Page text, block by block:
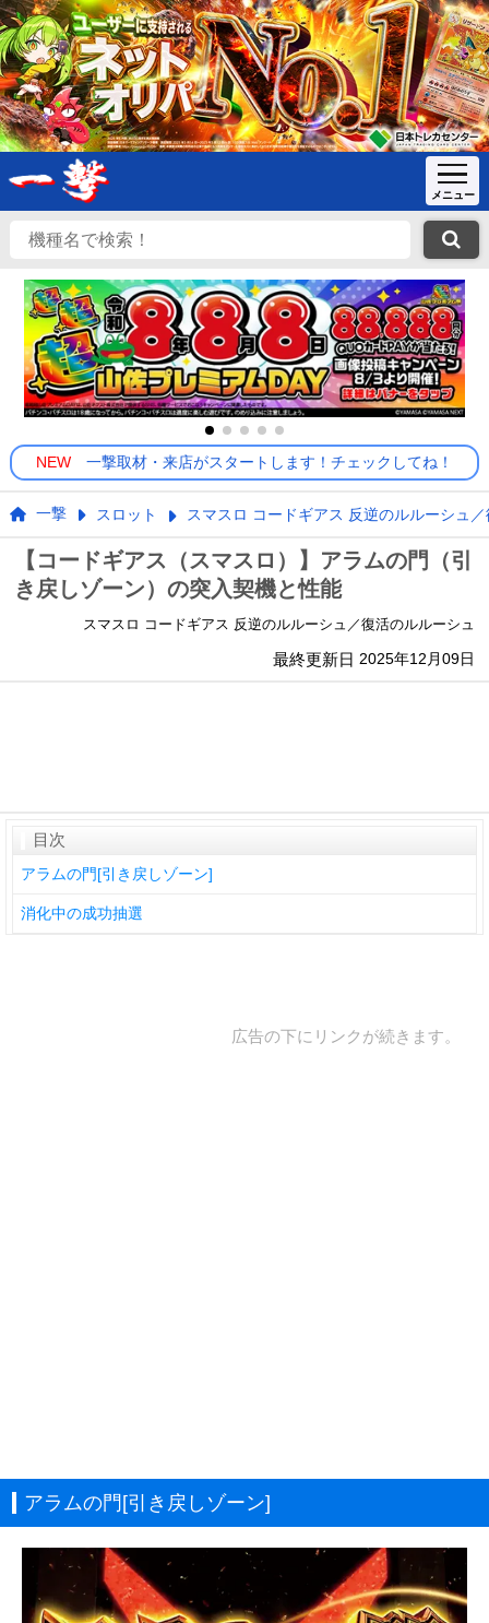
NEW 一撃取材・来店がスタートします！チェックしてね！
一撃 スロット スマスロ コードギアス 反逆のルルーシュ
【コードギアス（スマスロ）】アラムの門（引
き戻しゾーン）の突入契機と性能
スマスロ コードギアス 反逆のルルーシュ／復活のルルーシュ
最終更新日 2025年12月09日
目次
アラムの門[引き戻しゾーン]
消化中の成功抽選
広告の下にリンクが続きます。
アラムの門[引き戻しゾーン]